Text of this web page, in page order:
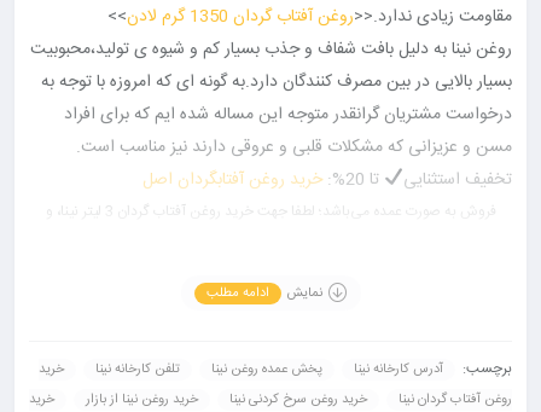
مقاومت زیادی ندارد.<<روغن آفتاب گردان 1350 گرم لادن
>>
روغن نینا به دلیل بافت شفاف و جذب بسیار کم و شیوه ی تولید،محبوبیت
بسیار بالایی در بین مصرف کنندگان دارد.به گونه ای که امروزه با توجه به
درخواست مشتریان گرانقدر متوجه این مساله شده ایم که برای افراد
مسن و عزیزانی که مشکلات قلبی و عروقی دارند نیز مناسب است.
تخفیف استثنایی
تا 20%: خرید روغن آفتابگردان اصل
فروش به صورت عمده می‌باشد؛ لطفا جهت خرید روغن آفتاب گردان 3 لیتر نینا
09907600039
نمایش ادامه مطلب
برچسب: آدرس کارخانه نینا پخش عمده روغن نینا تلفن کارخانه نینا
خرید
روغن آفتاب گردان نینا
خرید روغن سرخ کردنی نینا خرید روغن نینا از بازار
خرید